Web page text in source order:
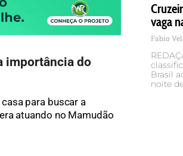
importância do
para buscar a
atuando no Mamudão
vaga
Fabio
Brasil
noite